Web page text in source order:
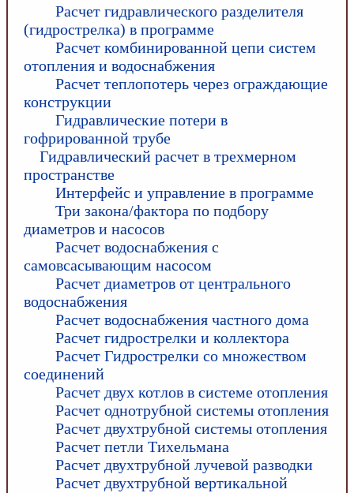
Расчет гидравлического разделителя
(гидрострелка) в программе
Расчет комбинированной цепи систем
отопления и водоснабжения
Расчет теплопотерь через ограждающие
конструкции
Гидравлические потери в
гофрированной трубе
Гидравлический расчет в трехмерном
пространстве
Интерфейс и управление в программе
Три закона/фактора по подбору
диаметров и насосов
Расчет водоснабжения с
самовсасывающим насосом
Расчет диаметров от центрального
водоснабжения
Расчет водоснабжения частного дома
Расчет гидрострелки и коллектора
Расчет Гидрострелки со множеством
соединений
Расчет двух котлов в системе отопления
Расчет однотрубной системы отопления
Расчет двухтрубной системы отопления
Расчет петли Тихельмана
Расчет двухтрубной лучевой разводки
Расчет двухтрубной вертикальной